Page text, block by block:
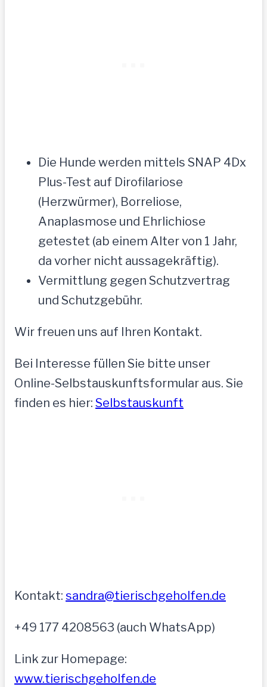
Die Hunde werden mittels SNAP 4Dx
Plus-Test auf Dirofilariose
(Herzwürmer), Borreliose,
Anaplasmose und Ehrlichiose
getestet (ab einem Alter von 1 Jahr,
da vorher nicht aussagekräftig).
Vermittlung gegen Schutzvertrag
und Schutzgebühr.
Wir freuen uns auf Ihren Kontakt.
Bei Interesse füllen Sie bitte unser
Online-Selbstauskunftsformular aus. Sie
finden es hier: Selbstauskunft
Kontakt: sandra@tierischgeholfen.de
+49 177 4208563 (auch WhatsApp)
Link zur Homepage:
www.tierischgeholfen.de